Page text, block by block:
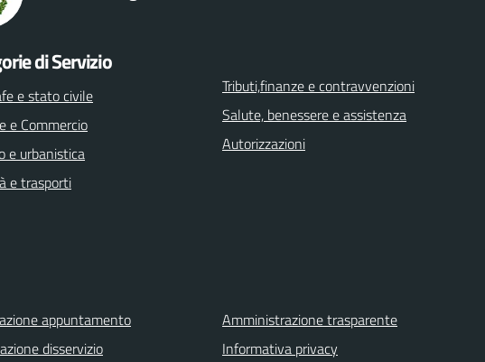
di Servizio
e stato civile
e Commercio
e urbanistica
e trasporti
Tributi,finanze e contravvenzioni
Salute, benessere e assistenza
Autorizzazioni
appuntamento
disservizio
Amministrazione trasparente
Informativa privacy